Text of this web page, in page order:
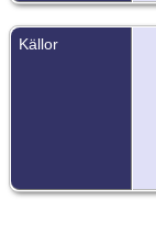
Källor